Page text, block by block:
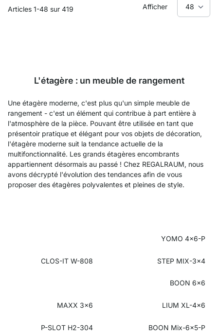
Articles 1-48 sur 419 Afficher
L'étagère : un meuble de rangement
Une étagère moderne, c'est plus qu'un simple meuble de
rangement - c'est un élément qui contribue à part entière à
l'atmosphère de la pièce. Pouvant être utilisée en tant que
présentoir pratique et élégant pour vos objets de décoration,
l'étagère moderne suit la tendance actuelle de la
multifonctionnalité. Les grands étagères encombrants
appartiennent désormais au passé ! Chez REGALRAUM, nous
avons décrypté l'évolution des tendances afin de vous
proposer des étagères polyvalentes et pleines de style.
YOMO 4x6-P
CLOS-IT W-808 STEP MIX-3x4
BOON 6x6
MAXX 3x6 LIUM XL-4x6
P-SLOT H2-304 BOON Mix-6x5-P